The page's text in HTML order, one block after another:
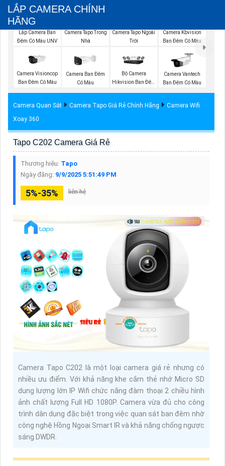
LẮP CAMERA CHÍNH
HÃNG
Lắp Camera Ban
Đêm Có Màu UNV
Camera Tapo Trong
Nhà
Camera Tapo Ngoài
Trời
Camera Kbvision
Ban Đêm Có Màu
Camera Visioncop
Ban Đêm Có Màu
Camera Ban Đêm
Có Màu
Bộ Camera
Hikvision Ban Đêm
Camera Vantech
Ban Đêm Có Màu
Camera Quan Sát Camera Tapo Giá Rẻ Chính Hãng
Camera Wifi
Xoay 360
Tapo C202 Camera Giá Rẻ
Thương hiệu: Tapo
Ngày đăng: 9/9/2025 5:51:49 PM
5%-35% liên hệ
Camera Tapo C202 là một loại camera giá rẻ nhưng có
nhiều ưu điểm. Với khả năng khe cắm thẻ nhớ Micro SD
dung lượng lớn IP Wifi chức năng đàm thoại 2 chiều hình
ảnh chất lượng Full HD 1080P. Camera vừa đủ cho công
trình dân dụng đặc biệt trong việc quan sát ban đêm nhờ
công nghệ Hồng Ngoại Smart IR và khả năng chống ngược
sáng DWDR.